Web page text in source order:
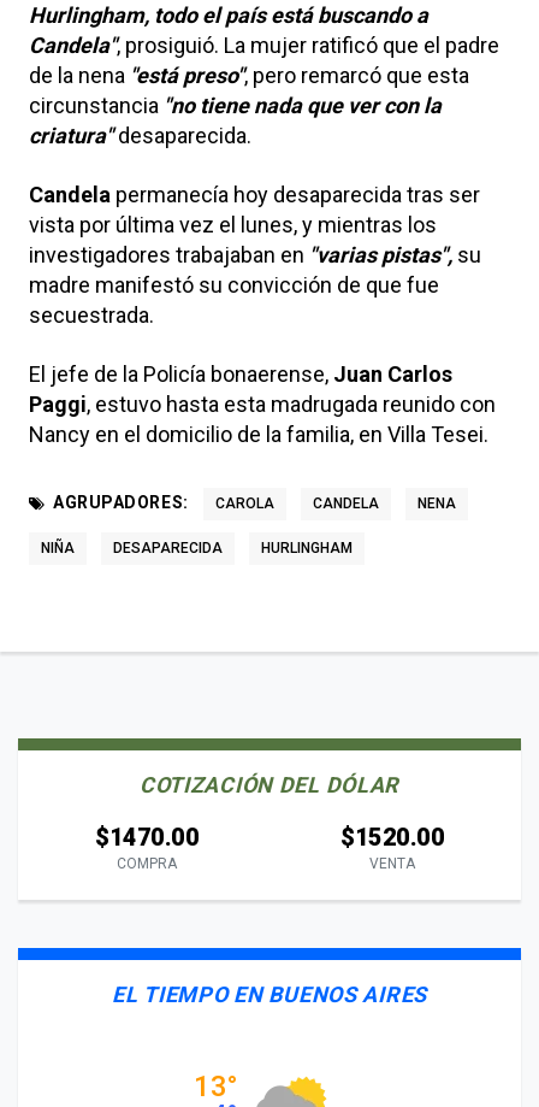
Hurlingham, todo el país está buscando a
Candela", prosiguió. La mujer ratificó que el padre
de la nena "está preso", pero remarcó que esta
circunstancia "no tiene nada que ver con la
criatura"desaparecida.
Candela permanecía hoy desaparecida tras ser
vista por última vez el lunes, y mientras los
investigadores trabajaban en "varias pistas", su
madre manifestó su convicción de que fue
secuestrada.
El jefe de la Policía bonaerense, Juan Carlos
Paggi, estuvo hasta esta madrugada reunido con
Nancy en el domicilio de la familia, en Villa Tesei.
AGRUPADORES: CAROLA CANDELA NENA
NIÑA DESAPARECIDA HURLINGHAM
COTIZACIÓN DEL DÓLAR
$1470.00
COMPRA
$1520.00
VENTA
EL TIEMPO EN BUENOS AIRES